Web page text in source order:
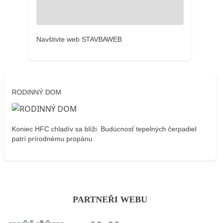
Navštivte web STAVBAWEB
RODINNÝ DOM
Koniec HFC chladív sa blíži. Budúcnosť tepelných čerpadiel
patrí prírodnému propánu
PARTNEŘI WEBU